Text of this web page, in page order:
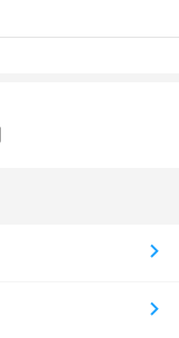
して利用できまし
の使い方も丁寧に教